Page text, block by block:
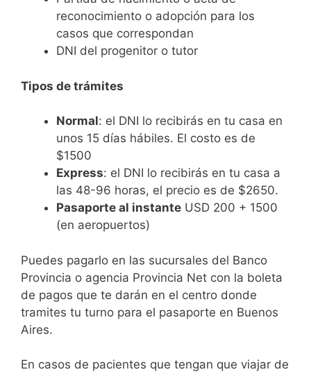
reconocimiento o adopción para los
casos que correspondan
DNI del progenitor o tutor
Tipos de trámites
Normal: el DNI lo recibirás en tu casa en
unos 15 días hábiles. El costo es de
$1500
Express: el DNI lo recibirás en tu casa a
las 48-96 horas, el precio es de $2650.
Pasaporte al instante USD 200 + 1500
(en aeropuertos)
Puedes pagarlo en las sucursales del Banco
Provincia o agencia Provincia Net con la boleta
de pagos que te darán en el centro donde
tramites tu turno para el pasaporte en Buenos
Aires.
En casos de pacientes que tengan que viajar de